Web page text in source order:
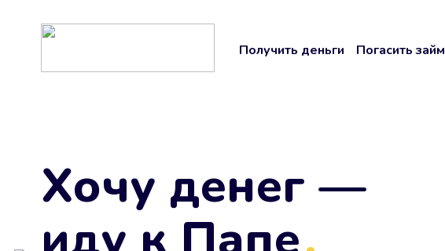
Получить деньги Погасить займ
Хочу денег —